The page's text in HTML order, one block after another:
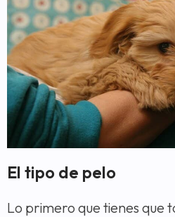
El tipo de pelo
Lo primero que tienes que